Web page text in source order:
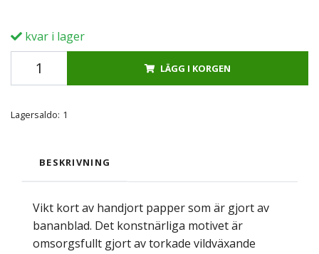
kvar i lager
LÄGG I KORGEN
Lagersaldo: 1
BESKRIVNING
Vikt kort av handjort papper som är gjort av
bananblad. Det konstnärliga motivet är
omsorgsfullt gjort av torkade vildväxande